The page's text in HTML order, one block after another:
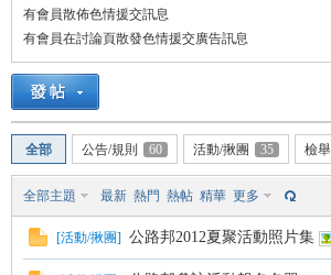
有會員散佈色情援交訊息
有會員在討論頁散發色情援交廣告訊息
全部 公告/規則 60 活動/揪團 35 檢舉
全部主題 最新 熱門 熱帖 精華 更多
[活動/揪團] 公路邦2012夏聚活動照片集